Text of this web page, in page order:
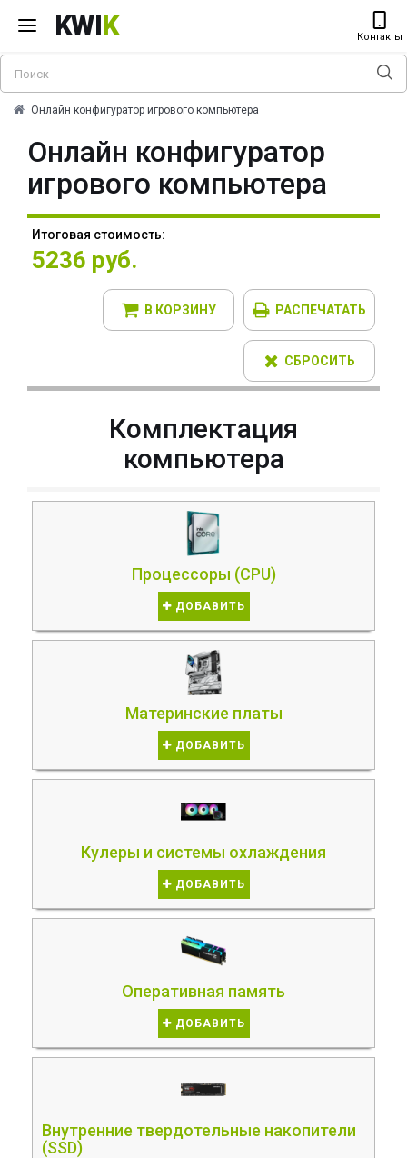
KWIK Контакты
Онлайн конфигуратор игрового компьютера
Онлайн конфигуратор
игрового компьютера
Итоговая стоимость:
5236 руб.
В КОРЗИНУ РАСПЕЧАТАТЬ
СБРОСИТЬ
Комплектация
компьютера
Процессоры (CPU)
ДОБАВИТЬ
Материнские платы
ДОБАВИТЬ
Кулеры и системы охлаждения
ДОБАВИТЬ
Оперативная память
ДОБАВИТЬ
Внутренние твердотельные накопители
(SSD)